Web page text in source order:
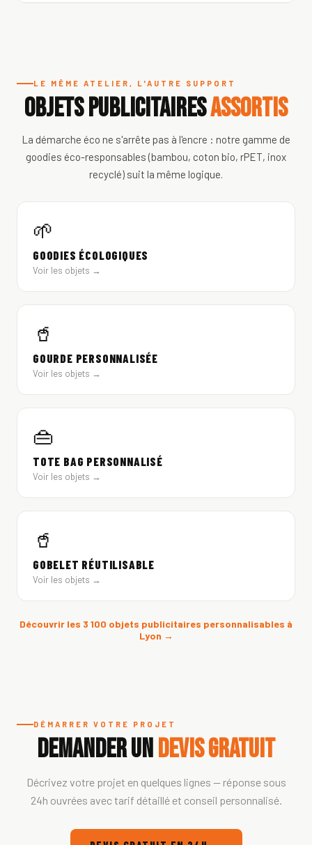
LE MÊME ATELIER, L'AUTRE SUPPORT
OBJETS PUBLICITAIRESASSORTIS
La démarche éco ne s'arrête pas à l'encre : notre gamme de
goodies éco-responsables (bambou, coton bio, rPET, inox
recyclé) suit la même logique.
🌱
GOODIES ÉCOLOGIQUES
Voir les objets →
🥤
GOURDE PERSONNALISÉE
Voir les objets →
👜
TOTE BAG PERSONNALISÉ
Voir les objets →
🥤
GOBELET RÉUTILISABLE
Voir les objets →
Découvrir les 3 100 objets publicitaires personnalisables à
Lyon →
DÉMARRER VOTRE PROJET
DEMANDER UNDEVIS GRATUIT
Décrivez votre projet en quelques lignes — réponse sous
24h ouvrées avec tarif détaillé et conseil personnalisé.